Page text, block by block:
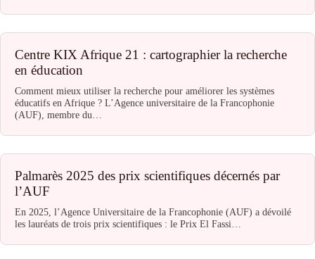
Centre KIX Afrique 21 : cartographier la recherche
en éducation
Comment mieux utiliser la recherche pour améliorer les systèmes
éducatifs en Afrique ? L’Agence universitaire de la Francophonie
(AUF), membre du…
Palmarès 2025 des prix scientifiques décernés par
l’AUF
En 2025, l’Agence Universitaire de la Francophonie (AUF) a dévoilé
les lauréats de trois prix scientifiques : le Prix El Fassi…